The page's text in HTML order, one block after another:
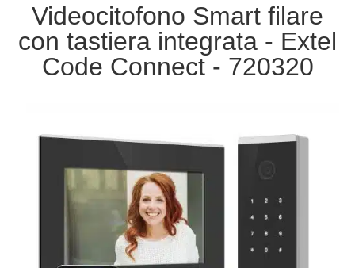
Videocitofono Smart filare
con tastiera integrata - Extel
Code Connect - 720320